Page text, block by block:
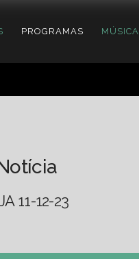
PROGRAMAS MÚSICA
11-12-23